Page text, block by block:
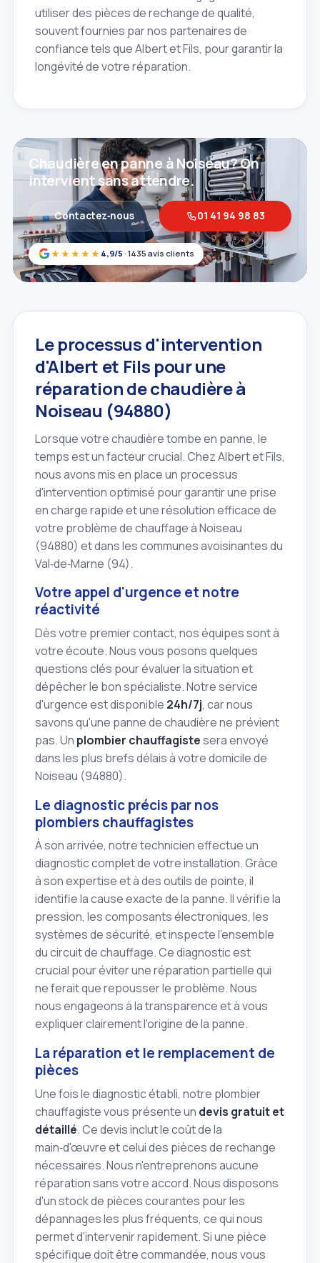
utiliser des pièces de rechange de qualité,
souvent fournies par nos partenaires de
confiance tels que Albert et Fils, pour garantir la
longévité de votre réparation.
★★★★★ 4,9/5 · 1435 avis clients
Chaudière en panne à Noiseau? On
intervient sans attendre.
Contactez‑nous 01 41 94 98 83
Le processus d'intervention
d'Albert et Fils pour une
réparation de chaudière à
Noiseau (94880)
Lorsque votre chaudière tombe en panne, le
temps est un facteur crucial. Chez Albert et Fils,
nous avons mis en place un processus
d'intervention optimisé pour garantir une prise
en charge rapide et une résolution efficace de
votre problème de chauffage à Noiseau
(94880) et dans les communes avoisinantes du
Val‑de‑Marne (94).
Votre appel d'urgence et notre
réactivité
Dès votre premier contact, nos équipes sont à
votre écoute. Nous vous posons quelques
questions clés pour évaluer la situation et
dépêcher le bon spécialiste. Notre service
d'urgence est disponible 24h/7j, car nous
savons qu'une panne de chaudière ne prévient
pas. Un plombier chauffagistesera envoyé
dans les plus brefs délais à votre domicile de
Noiseau (94880).
Le diagnostic précis par nos
plombiers chauffagistes
À son arrivée, notre technicien effectue un
diagnostic complet de votre installation. Grâce
à son expertise et à des outils de pointe, il
identifie la cause exacte de la panne. Il vérifie la
pression, les composants électroniques, les
systèmes de sécurité, et inspecte l'ensemble
du circuit de chauffage. Ce diagnostic est
crucial pour éviter une réparation partielle qui
ne ferait que repousser le problème. Nous
nous engageons à la transparence et à vous
expliquer clairement l'origine de la panne.
La réparation et le remplacement de
pièces
Une fois le diagnostic établi, notre plombier
chauffagiste vous présente un devis gratuit et
détaillé. Ce devis inclut le coût de la
main‑d'œuvre et celui des pièces de rechange
nécessaires. Nous n'entreprenons aucune
réparation sans votre accord. Nous disposons
d'un stock de pièces courantes pour les
dépannages les plus fréquents, ce qui nous
permet d'intervenir rapidement. Si une pièce
spécifique doit être commandée, nous vous